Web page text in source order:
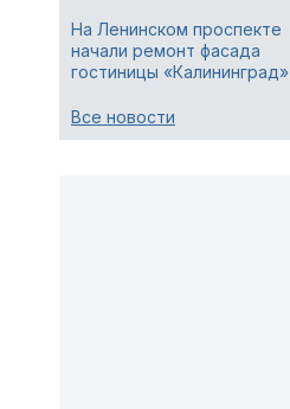
На Ленинском проспекте
начали ремонт фасада
гостиницы «Калининград»
Все новости